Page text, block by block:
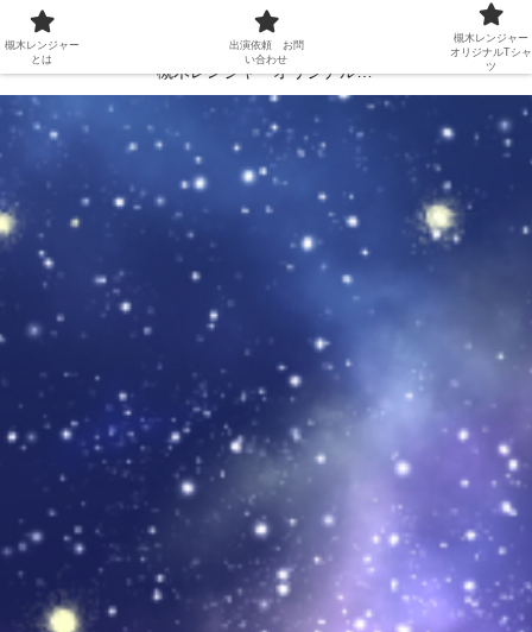
出演依頼 お問い合わせ
槻木レンジャーオリジナルTシャツ
槻木レンジャー
とは
出演依頼 お問
い合わせ
槻木レンジャー
オリジナルTシャ
ツ